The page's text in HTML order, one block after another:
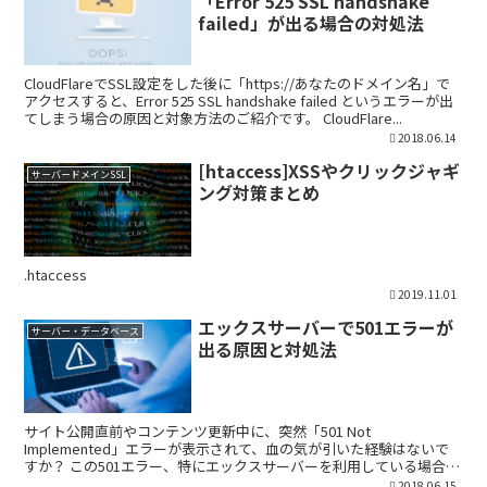
failed」が出る場合の対処法
CloudFlareでSSL設定をした後に「https://あなたのドメイン名」で
アクセスすると、Error 525 SSL handshake failed というエラーが出
てしまう場合の原因と対象方法のご紹介です。 CloudFlare...
2018.06.14
サーバードメインSSL
[htaccess]XSSやクリックジャギ
ング対策まとめ
.htaccess
2019.11.01
サーバー・データベース
エックスサーバーで501エラーが
出る原因と対処法
サイト公開直前やコンテンツ更新中に、突然「501 Not
Implemented」エラーが表示されて、血の気が引いた経験はないで
すか？ この501エラー、特にエックスサーバーを利用している場合に